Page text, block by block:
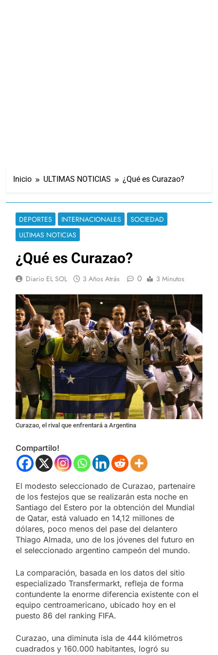
Inicio ULTIMAS NOTICIAS ¿Qué es Curazao?
DEPORTES INTERNACIONALES
SOCIEDAD
ULTIMAS NOTICIAS
¿Qué es Curazao?
Diario EL SOL 3 Años Atrás 0 3 Minutos
Curazao, el rival que enfrentará a Argentina
Compartilo!
El modesto seleccionado de Curazao, partenaire
de los festejos que se realizarán esta noche en
Santiago del Estero por la obtención del Mundial
de Qatar, está valuado en 14,12 millones de
dólares, poco menos del pase del delantero
Thiago Almada, uno de los jóvenes del futuro en
el seleccionado argentino campeón del mundo.
La comparación, basada en los datos del sitio
especializado Transfermarkt, refleja de forma
contundente la enorme diferencia existente con el
equipo centroamericano, ubicado hoy en el
puesto 86 del ranking FIFA.
Curazao, una diminuta isla de 444 kilómetros
cuadrados y 160.000 habitantes, logró su